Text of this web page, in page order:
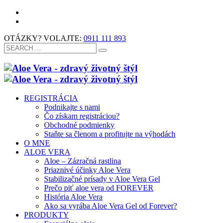
OTÁZKY? VOLAJTE: 0911 111 893
REGISTRÁCIA
Podnikajte s nami
Čo získam registráciou?
Obchodné podmienky
Staňte sa členom a profitujte na výhodách
O MNE
ALOE VERA
Aloe – Zázračná rastlina
Priaznivé účinky Aloe Vera
Stabilizačné prísady v Aloe Vera Gel
Prečo piť aloe vera od FOREVER
História Aloe Vera
Ako sa vyrába Aloe Vera Gel od Forever?
PRODUKTY